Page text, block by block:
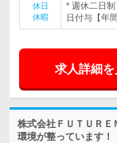
休日
休暇
* 週休二日
日付与【年
求人詳細を
株式会社ＦＵＴＵＲ
環境が整っています！